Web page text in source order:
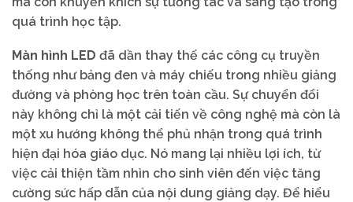
quá trình học tập.
Màn hình LED đã dần thay thế các công cụ truyền
thống như bảng đen và máy chiếu trong nhiều giảng
đường và phòng học trên toàn cầu. Sự chuyển đổi
này không chỉ là một cải tiến về công nghệ mà còn là
một xu hướng không thể phủ nhận trong quá trình
hiện đại hóa giáo dục. Nó mang lại nhiều lợi ích, từ
việc cải thiện tầm nhìn cho sinh viên đến việc tăng
cường sức hấp dẫn của nội dung giảng dạy. Để hiểu